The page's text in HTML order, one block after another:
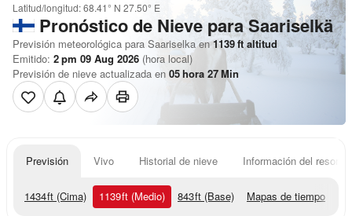
Latitud/longitud:68.41° N 27.50° E
Pronóstico de Nievepara Saariselkä
Previsión meteorológica para Saariselka en 1139ftaltitud
Emitido: 2 pm 09 Aug 2026 (hora local)
Previsión de nieve actualizada en 05hora 27Min
Previsión Vivo Historial de nieve Información del resort
1434ft (Cima) 1139ft (Medio) 843ft (Base) Mapas de tiempo